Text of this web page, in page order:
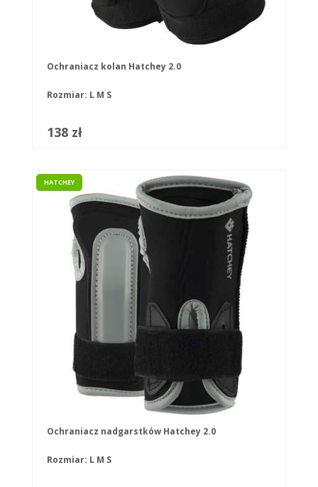
Ochraniacz kolan Hatchey 2.0
Rozmiar: L M S
138 zł
HATCHEY
Ochraniacz nadgarstków Hatchey 2.0
Rozmiar: L M S